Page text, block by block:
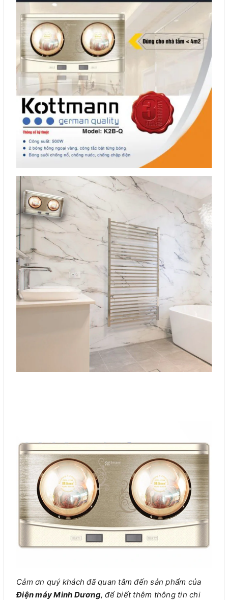
Cảm ơn quý khách đã quan tâm đến sản phẩm của
Điện máy Minh Dương, để biết thêm thông tin chi